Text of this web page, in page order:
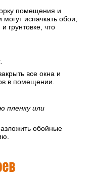
обоев
в помещении.
помещения и
испачкать обои,
грунтовке, что
все окна и
в помещении.
пленку или